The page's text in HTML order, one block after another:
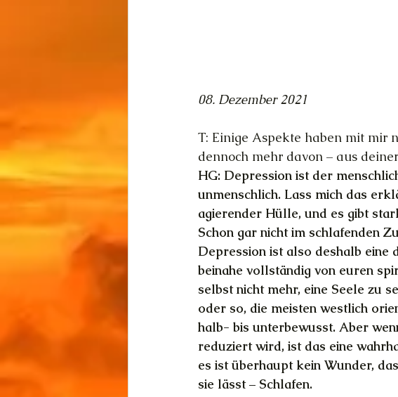
08. Dezember 2021
T: Einige Aspekte haben mit mir
dennoch mehr davon – aus
HG: Depression ist der
unmenschlich. Lass mich das
agierender Hülle, und es gibt
Schon gar nicht im schlafenden
Depression ist also deshalb eine
beinahe vollständig von euren
selbst nicht mehr, eine Seele zu
oder so, die meisten westlich
halb- bis unterbewusst. Aber
reduziert wird, ist das eine
es ist überhaupt kein Wunder,
sie lässt – Schlafen.